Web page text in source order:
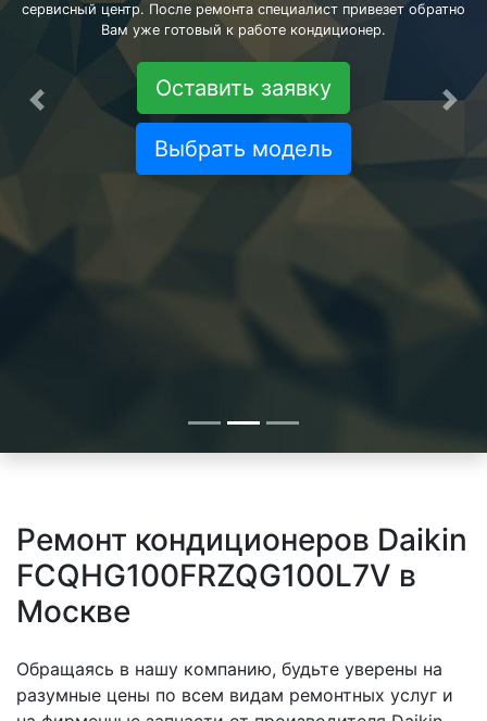
сервисный центр. После ремонта специалист привезет обратно
Вам уже готовый к работе кондиционер.
Оставить заявку
Выбрать модель
Предыдущая
Ремонт кондиционеров Daikin
FCQHG100FRZQG100L7V в
Москве
Обращаясь в нашу компанию, будьте уверены на
разумные цены по всем видам ремонтных услуг и